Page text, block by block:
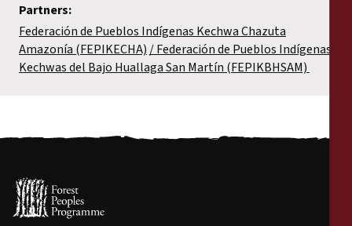
Partners:
Federación de Pueblos Indígenas Kechwa Chazuta
Amazonía (FEPIKECHA)
Federación de Pueblos Indígenas
Kechwas del Bajo Huallaga San Martín (FEPIKBHSAM)